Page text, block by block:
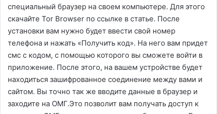
специальный браузер на своем компьютере. Для этого
скачайте Tor Browser по ссылке в статье. После
установки вам нужно будет ввести свой номер
телефона и нажать «Получить код». На него вам придет
смс с кодом, с помощью которого вы сможете войти в
приложение. После этого, на вашем устройстве будет
находиться зашифрованное соединение между вами и
сайтом. Вы точно так же вводите данные в браузер и
заходите на ОМГ.Это позволит вам получать доступ к